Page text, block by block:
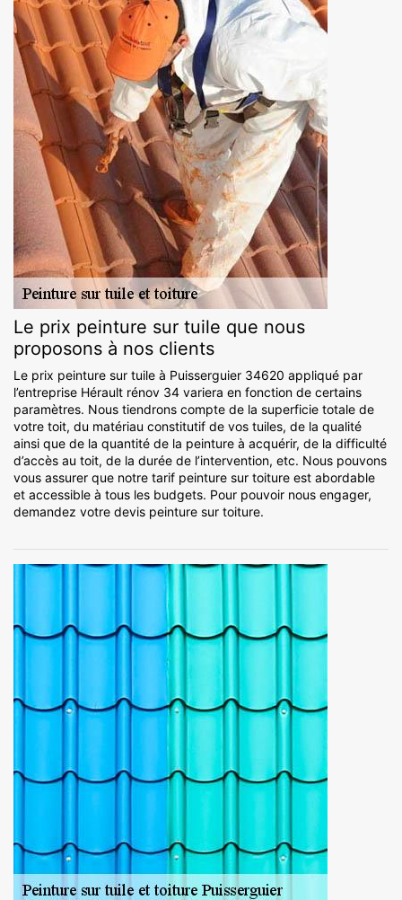
Le prix peinture sur tuile que nous
proposons à nos clients
Le prix peinture sur tuile à Puisserguier 34620 appliqué par
l’entreprise Hérault rénov 34 variera en fonction de certains
paramètres. Nous tiendrons compte de la superficie totale de
votre toit, du matériau constitutif de vos tuiles, de la qualité
ainsi que de la quantité de la peinture à acquérir, de la difficulté
d’accès au toit, de la durée de l’intervention, etc. Nous pouvons
vous assurer que notre tarif peinture sur toiture est abordable
et accessible à tous les budgets. Pour pouvoir nous engager,
demandez votre devis peinture sur toiture.